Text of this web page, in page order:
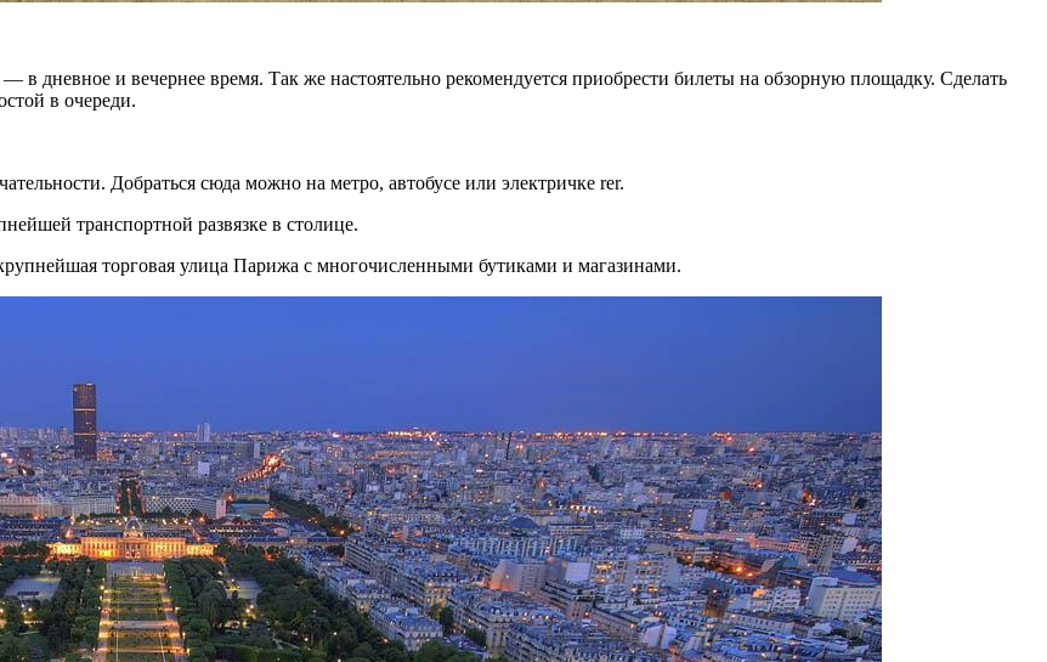
дневное и вечернее время. Так же настоятельно рекомендуется приобрести билеты на обзорную площадку. Сделать
в очереди.
Добраться сюда можно на метро, автобусе или электричке rer.
транспортной развязке в столице.
торговая улица Парижа с многочисленными бутиками и магазинами.